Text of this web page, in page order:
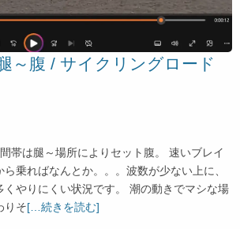
～腹 / サイクリングロード
帯は腿～場所によりセット腹。 速いブレイ
乗ればなんとか。。。波数が少ない上に、
くやりにくい状況です。 潮の動きでマシな場
りそ[…続きを読む]